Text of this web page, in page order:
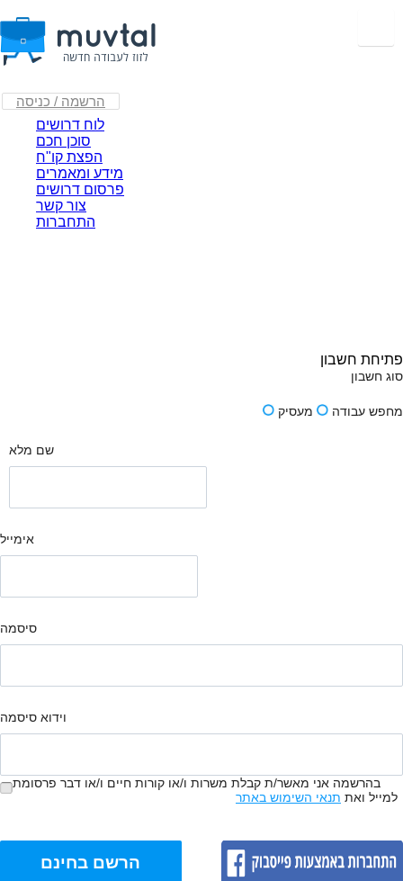
הרשמה / כניסה
לוח דרושים
סוכן חכם
הפצת קו"ח
מידע ומאמרים
פרסום דרושים
צור קשר
התחברות
פתיחת חשבון
סוג חשבון
מחפש עבודה מעסיק
שם מלא
אימייל
סיסמה
וידוא סיסמה
בהרשמה אני מאשר/ת קבלת משרות ו/או קורות חיים ו/או דבר פרסומת
למייל ואת תנאי השימוש באתר